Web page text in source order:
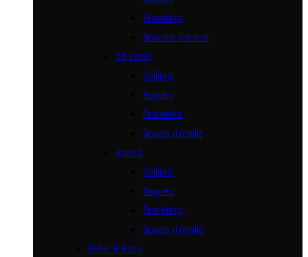
Bracelets
Boucles d’oreille
18 carat
Colliers
Bagues
Bracelets
Boucle d’oreille
Argent
Colliers
Bagues
Bracelets
Boucle d’oreille
Rebel & Rose